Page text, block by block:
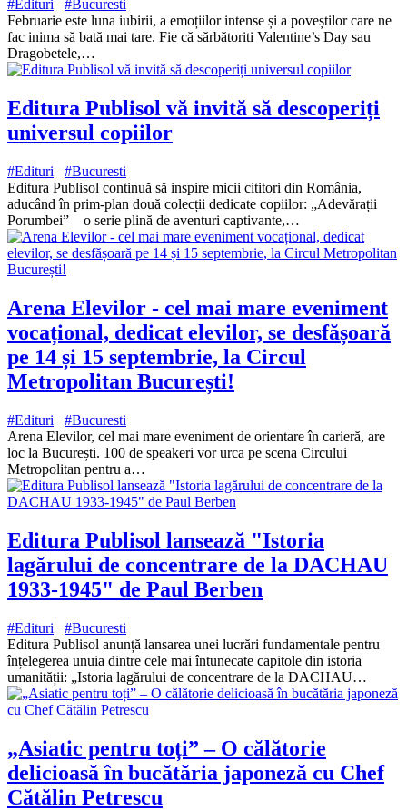
#Edituri
#Bucuresti
Februarie este luna iubirii, a emoțiilor intense și a poveștilor care ne
fac inima să bată mai tare. Fie că sărbătoriti Valentine’s Day sau
Dragobetele,…
Editura Publisol vă invită să descoperiți
universul copiilor
#Edituri
#Bucuresti
Editura Publisol continuă să inspire micii cititori din România,
aducând în prim-plan două colecții dedicate copiilor: „Adevărații
Porumbei” – o serie plină de aventuri captivante,…
Arena Elevilor - cel mai mare eveniment
vocațional, dedicat elevilor, se desfășoară
pe 14 și 15 septembrie, la Circul
Metropolitan București!
#Edituri
#Bucuresti
Arena Elevilor, cel mai mare eveniment de orientare în carieră, are
loc la București. 100 de speakeri vor urca pe scena Circului
Metropolitan pentru a…
Editura Publisol lansează "Istoria
lagărului de concentrare de la DACHAU
1933-1945" de Paul Berben
#Edituri
#Bucuresti
Editura Publisol anunță lansarea unei lucrări fundamentale pentru
înțelegerea unuia dintre cele mai întunecate capitole din istoria
umanității: „Istoria lagărului de concentrare de la DACHAU…
„Asiatic pentru toți” – O călătorie
delicioasă în bucătăria japoneză cu Chef
Cătălin Petrescu